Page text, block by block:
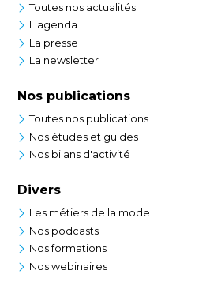
Toutes nos actualités
L'agenda
La presse
La newsletter
Nos publications
Toutes nos publications
Nos études et guides
Nos bilans d'activité
Divers
Les métiers de la mode
Nos podcasts
Nos formations
Nos webinaires